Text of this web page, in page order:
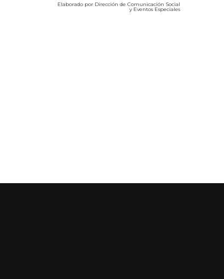
Elaborado por Dirección de Comunicación Social
y Eventos Especiales